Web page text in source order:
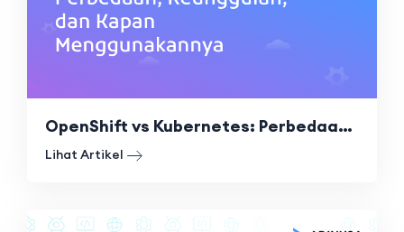
OpenShift vs Kubernetes: Perbedaan, Keunggulan, dan Kapan Menggunakannya
Lihat Artikel